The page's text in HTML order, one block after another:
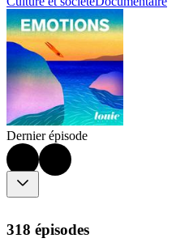
Dernier épisode
318 épisodes